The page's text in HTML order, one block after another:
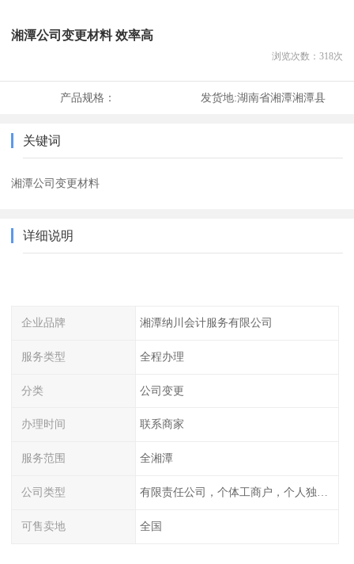
湘潭公司变更材料 效率高
浏览次数： 318次
产品规格： 发货地:湖南省湘潭湘潭县
关键词
湘潭公司变更材料
详细说明
企业品牌 湘潭纳川会计服务有限公司
服务类型 全程办理
分类 公司变更
办理时间 联系商家
服务范围 全湘潭
公司类型
可售卖地 全国